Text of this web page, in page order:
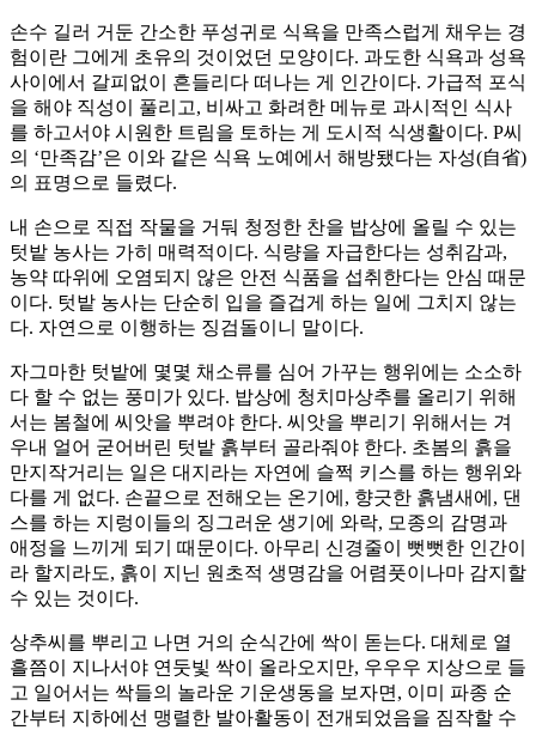
손수 길러 거둔 간소한 푸성귀로 식욕을 만족스럽게 채우는 경
험이란 그에게 초유의 것이었던 모양이다. 과도한 식욕과 성욕
사이에서 갈피없이 흔들리다 떠나는 게 인간이다. 가급적 포식
을 해야 직성이 풀리고, 비싸고 화려한 메뉴로 과시적인 식사
를 하고서야 시원한 트림을 토하는 게 도시적 식생활이다. P씨
의 ‘만족감’은 이와 같은 식욕 노예에서 해방됐다는 자성(自省)
의 표명으로 들렸다.
내 손으로 직접 작물을 거둬 청정한 찬을 밥상에 올릴 수 있는
텃밭 농사는 가히 매력적이다. 식량을 자급한다는 성취감과,
농약 따위에 오염되지 않은 안전 식품을 섭취한다는 안심 때문
이다. 텃밭 농사는 단순히 입을 즐겁게 하는 일에 그치지 않는
다. 자연으로 이행하는 징검돌이니 말이다.
자그마한 텃밭에 몇몇 채소류를 심어 가꾸는 행위에는 소소하
다 할 수 없는 풍미가 있다. 밥상에 청치마상추를 올리기 위해
서는 봄철에 씨앗을 뿌려야 한다. 씨앗을 뿌리기 위해서는 겨
우내 얼어 굳어버린 텃밭 흙부터 골라줘야 한다. 초봄의 흙을
만지작거리는 일은 대지라는 자연에 슬쩍 키스를 하는 행위와
다를 게 없다. 손끝으로 전해오는 온기에, 향긋한 흙냄새에, 댄
스를 하는 지렁이들의 징그러운 생기에 와락, 모종의 감명과
애정을 느끼게 되기 때문이다. 아무리 신경줄이 뻣뻣한 인간이
라 할지라도, 흙이 지닌 원초적 생명감을 어렴풋이나마 감지할
수 있는 것이다.
상추씨를 뿌리고 나면 거의 순식간에 싹이 돋는다. 대체로 열
흘쯤이 지나서야 연둣빛 싹이 올라오지만, 우우우 지상으로 들
고 일어서는 싹들의 놀라운 기운생동을 보자면, 이미 파종 순
간부터 지하에선 맹렬한 발아활동이 전개되었음을 짐작할 수